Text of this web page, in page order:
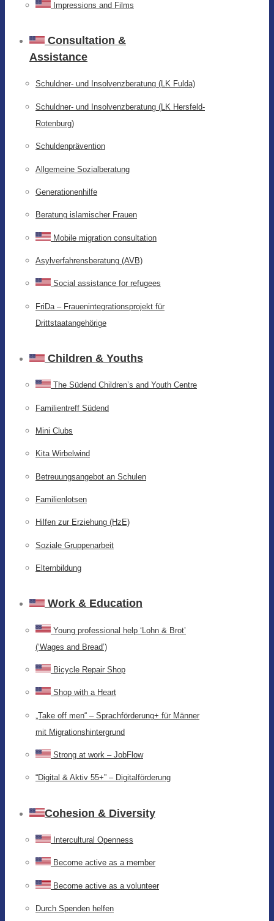
Impressions and Films
Consultation &
Assistance
Schuldner- und Insolvenzberatung (LK Fulda)
Schuldner- und Insolvenzberatung (LK Hersfeld-
Rotenburg)
Schuldenprävention
Allgemeine Sozialberatung
Generationenhilfe
Beratung islamischer Frauen
Mobile migration consultation
Asylverfahrensberatung (AVB)
Social assistance for refugees
FriDa – Frauenintegrationsprojekt für
Drittstaatangehörige
Children & Youths
The Südend Children’s and Youth Centre
Familientreff Südend
Mini Clubs
Kita Wirbelwind
Betreuungsangebot an Schulen
Familienlotsen
Hilfen zur Erziehung (HzE)
Soziale Gruppenarbeit
Elternbildung
Work & Education
Young professional help ‘Lohn & Brot’
(‘Wages and Bread’)
Bicycle Repair Shop
Shop with a Heart
„Take off men“ – Sprachförderung+ für Männer
mit Migrationshintergrund
Strong at work – JobFlow
“Digital & Aktiv 55+” – Digitalförderung
Cohesion & Diversity
Intercultural Openness
Become active as a member
Become active as a volunteer
Durch Spenden helfen